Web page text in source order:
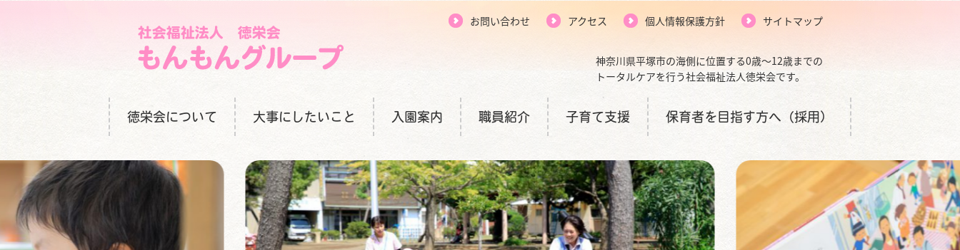
お問い合わせ アクセス 個人情報保護方針 サイトマップ
神奈川県平塚市の海側に位置する0歳～12歳までの
トータルケアを行う社会福祉法人徳栄会です。
徳栄会について 大事にしたいこと 入園案内 職員紹介 子育て支援 保育者を目指す方へ（採用）